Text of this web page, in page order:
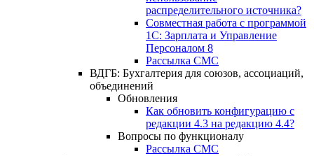
распределительного источника?
Совместная работа с программой
1С: Зарплата и Управление
Персоналом 8
Рассылка СМС
ВДГБ: Бухгалтерия для союзов, ассоциаций,
объединений
Обновления
Как обновить конфигурацию с
редакции 4.3 на редакцию 4.4?
Вопросы по функционалу
Рассылка СМС